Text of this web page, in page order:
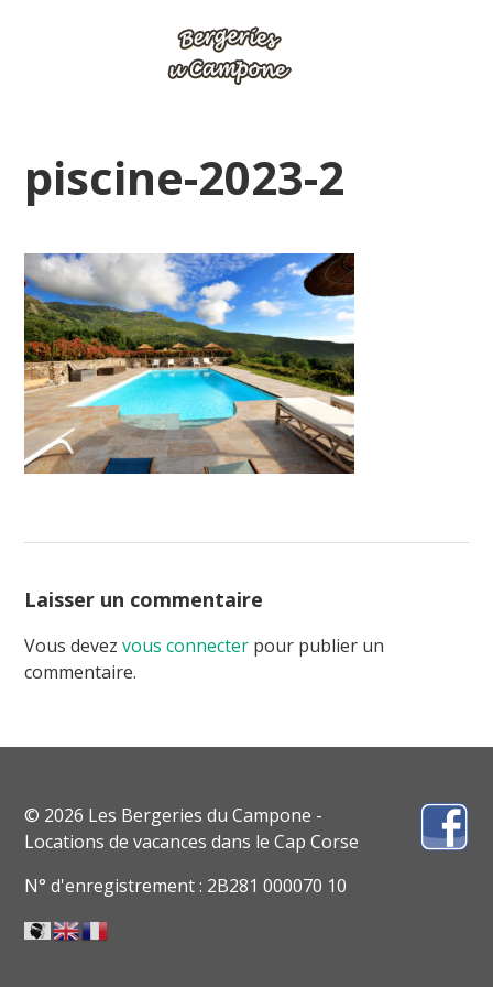
piscine-2023-2
Laisser un commentaire
Vous devezvous connecter pour publier un
commentaire.
© 2026 Les Bergeries du Campone -
Locations de vacances dans le Cap Corse
N° d'enregistrement : 2B281 000070 10